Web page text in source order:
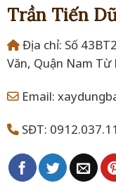
Trần Tiến
Địa chỉ: Số
Văn, Quận Nam Từ
Email:
SĐT: